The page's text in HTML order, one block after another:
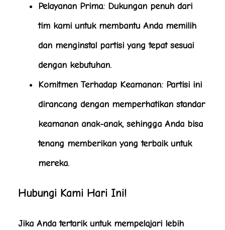
Pelayanan Prima: Dukungan penuh dari
tim kami untuk membantu Anda memilih
dan menginstal partisi yang tepat sesuai
dengan kebutuhan.
Komitmen Terhadap Keamanan: Partisi ini
dirancang dengan memperhatikan standar
keamanan anak-anak, sehingga Anda bisa
tenang memberikan yang terbaik untuk
mereka.
Hubungi Kami Hari Ini!
Jika Anda tertarik untuk mempelajari lebih